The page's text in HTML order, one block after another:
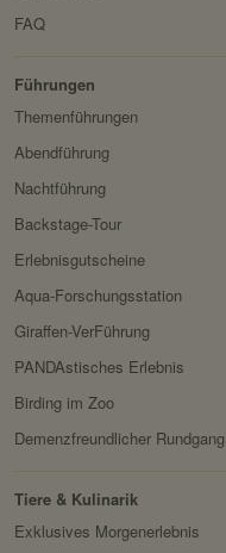
FAQ
Zoo
Führungen
Themenführungen
Abendführung
Nachtführung
Backstage-Tour
Erlebnisgutscheine
Aqua-Forschungsstation
Giraffen-VerFührung
PANDAstisches Erlebnis
Birding im Zoo
Demenzfreundlicher Rundgang
Tiere & Kulinarik
Exklusives Morgenerlebnis
&
Forschung